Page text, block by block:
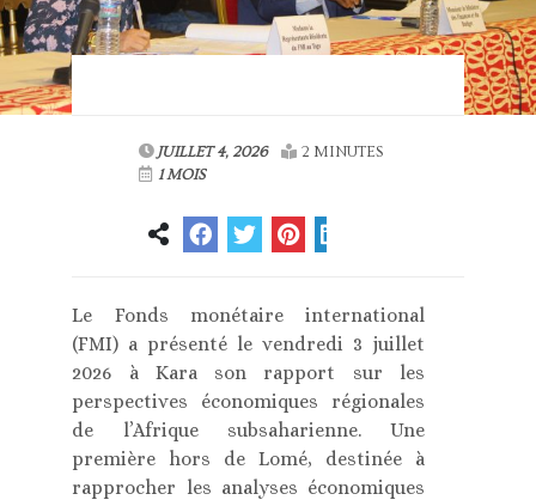
JUILLET 4, 2026
2 MINUTES
1 MOIS
Le Fonds monétaire international
(FMI) a présenté le vendredi 3 juillet
2026 à Kara son rapport sur les
perspectives économiques régionales
de l’Afrique subsaharienne. Une
première hors de Lomé, destinée à
rapprocher les analyses économiques